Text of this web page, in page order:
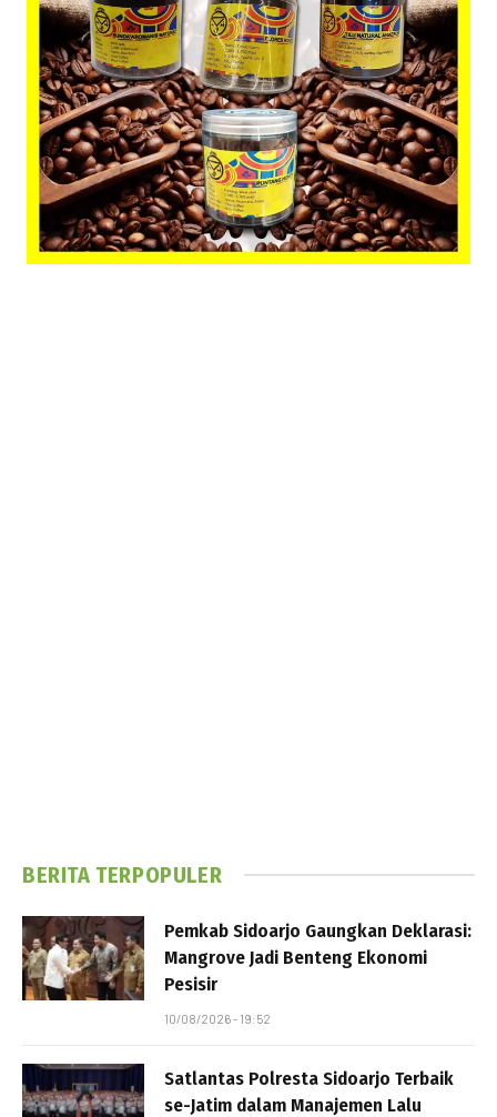
BERITA TERPOPULER
Pemkab Sidoarjo Gaungkan Deklarasi:
Mangrove Jadi Benteng Ekonomi
Pesisir
10/08/2026 - 19:52
Satlantas Polresta Sidoarjo Terbaik
se-Jatim dalam Manajemen Lalu